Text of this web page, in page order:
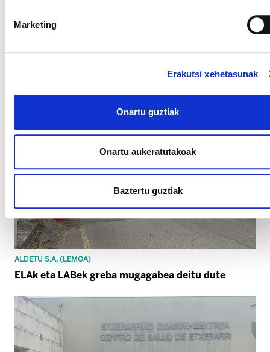
Marketing
Erakutsi xehetasunak
Onartu guztiak
Onartu aukeratutakoak
Baztertu guztiak
TUBOS REUNIDOS PREMIUM THREADS (LANGRAIZ OKA)
ALDETU S.A. (LEMOA)
ELAk eta LABek greba mugagabea deitu dute